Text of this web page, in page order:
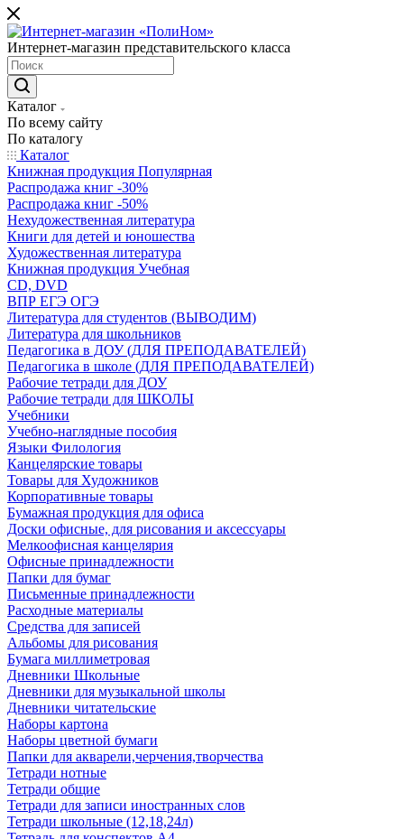
Интернет-магазин представительского класса
Каталог
По всему сайту
По каталогу
Каталог
Книжная продукция Популярная
Распродажа книг -30%
Распродажа книг -50%
Нехудожественная литература
Книги для детей и юношества
Художественная литература
Книжная продукция Учебная
CD, DVD
ВПР ЕГЭ ОГЭ
Литература для студентов (ВЫВОДИМ)
Литература для школьников
Педагогика в ДОУ (ДЛЯ ПРЕПОДАВАТЕЛЕЙ)
Педагогика в школе (ДЛЯ ПРЕПОДАВАТЕЛЕЙ)
Рабочие тетради для ДОУ
Рабочие тетради для ШКОЛЫ
Учебники
Учебно-наглядные пособия
Языки Филология
Канцелярские товары
Товары для Художников
Корпоративные товары
Бумажная продукция для офиса
Доски офисные, для рисования и аксессуары
Мелкоофисная канцелярия
Офисные принадлежности
Папки для бумаг
Письменные принадлежности
Расходные материалы
Средства для записей
Альбомы для рисования
Бумага миллиметровая
Дневники Школьные
Дневники для музыкальной школы
Дневники читательские
Наборы картона
Наборы цветной бумаги
Папки для акварели,черчения,творчества
Тетради нотные
Тетради общие
Тетради для записи иностранных слов
Тетради школьные (12,18,24л)